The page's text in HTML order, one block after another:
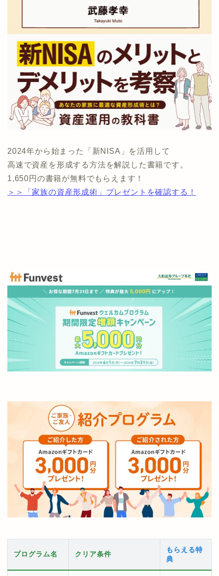
2024年から始まった「新NISA」を活用して
高速で資産を形成する方法を解説した書籍です。
1,650円の書籍が無料でもらえます！
＞＞「家族の資産形成術」プレゼントを確認する！
プログラム名 クリア条件
もらえる特
典